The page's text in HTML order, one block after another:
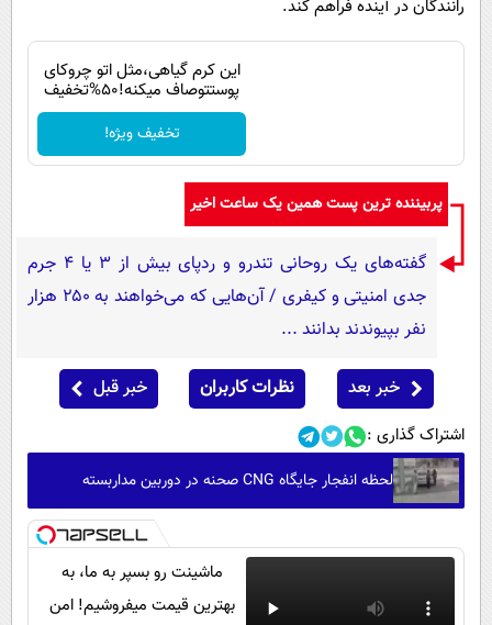
رانندگان در آینده فراهم کند.
این کرم گیاهی،مثل اتو چروکای
پوستتوصاف میکنه!50%تخفیف
تخفیف ویژه!
پربیننده ترین پست همین یک ساعت اخیر
گفته‌های یک روحانی تندرو و ردپای بیش از ۳ یا ۴ جرم
جدی امنیتی و کیفری / آن‌هایی که می‌خواهند به ۲۵۰ هزار
نفر بپیوندند بدانند ...
خبر بعد نظرات کاربران خبر قبل
اشتراک گذاری :
لحظه انفجار جایگاه CNG صحنه در دوربین مداربسته
ماشینت رو بسپر به ما، به
بهترین قیمت میفروشیم! امن